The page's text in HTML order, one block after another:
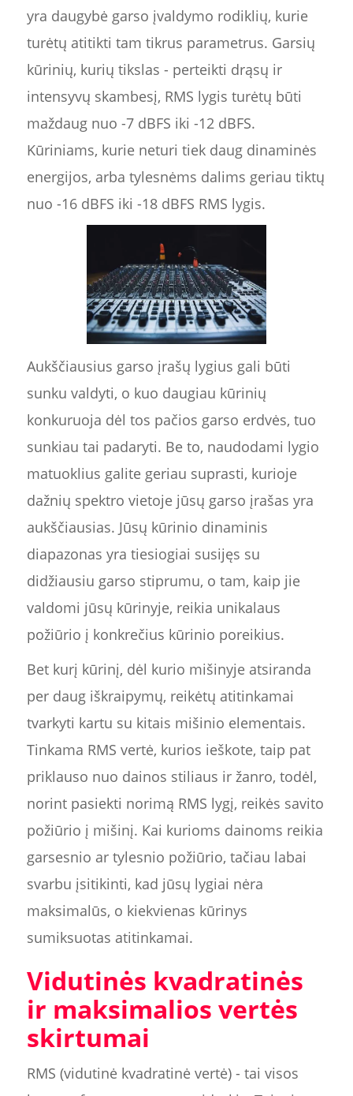
yra daugybė garso įvaldymo rodiklių, kurie
turėtų atitikti tam tikrus parametrus. Garsių
kūrinių, kurių tikslas - perteikti drąsų ir
intensyvų skambesį, RMS lygis turėtų būti
maždaug nuo -7 dBFS iki -12 dBFS.
Kūriniams, kurie neturi tiek daug dinaminės
energijos, arba tylesnėms dalims geriau tiktų
nuo -16 dBFS iki -18 dBFS RMS lygis.
Aukščiausius garso įrašų lygius gali būti
sunku valdyti, o kuo daugiau kūrinių
konkuruoja dėl tos pačios garso erdvės, tuo
sunkiau tai padaryti. Be to, naudodami lygio
matuoklius galite geriau suprasti, kurioje
dažnių spektro vietoje jūsų garso įrašas yra
aukščiausias. Jūsų kūrinio dinaminis
diapazonas yra tiesiogiai susijęs su
didžiausiu garso stiprumu, o tam, kaip jie
valdomi jūsų kūrinyje, reikia unikalaus
požiūrio į konkrečius kūrinio poreikius.
Bet kurį kūrinį, dėl kurio mišinyje atsiranda
per daug iškraipymų, reikėtų atitinkamai
tvarkyti kartu su kitais mišinio elementais.
Tinkama RMS vertė, kurios ieškote, taip pat
priklauso nuo dainos stiliaus ir žanro, todėl,
norint pasiekti norimą RMS lygį, reikės savito
požiūrio į mišinį. Kai kurioms dainoms reikia
garsesnio ar tylesnio požiūrio, tačiau labai
svarbu įsitikinti, kad jūsų lygiai nėra
maksimalūs, o kiekvienas kūrinys
sumiksuotas atitinkamai.
Vidutinės kvadratinės
ir maksimalios vertės
skirtumai
RMS (vidutinė kvadratinė vertė) - tai visos